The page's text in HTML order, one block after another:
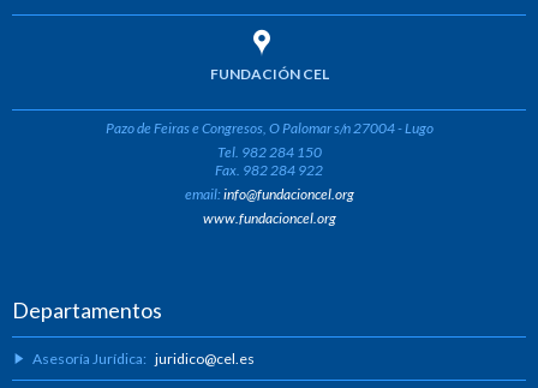
FUNDACIÓN CEL
Pazo de Feiras e Congresos, O Palomar s/n 27004 - Lugo
Tel. 982 284 150
Fax. 982 284 922
email:info@fundacioncel.org
www.fundacioncel.org
Departamentos
Asesoría Jurídica: juridico@cel.es